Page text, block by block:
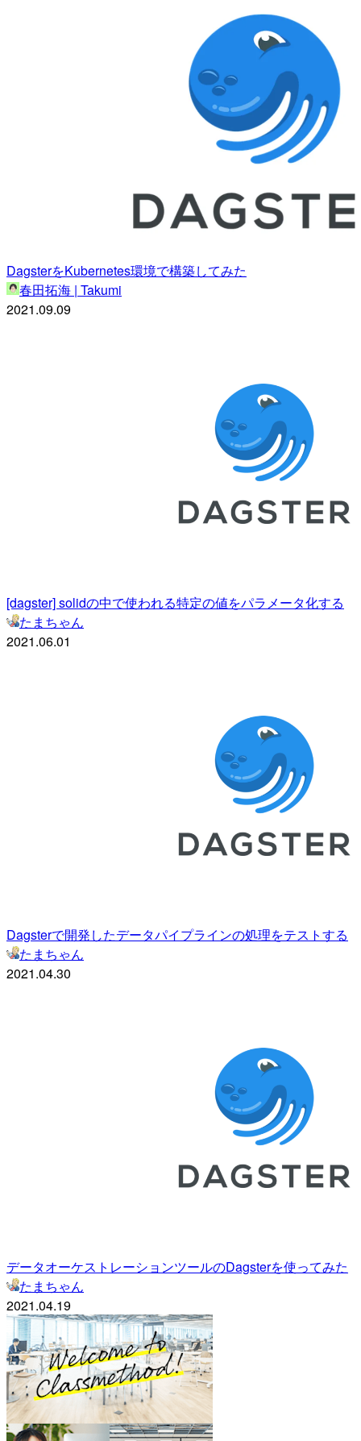
DagsterをKubernetes環境で構築してみた
春田拓海 | Takumi
2021.09.09
[dagster] solidの中で使われる特定の値をパラメータ化する
たまちゃん
2021.06.01
Dagsterで開発したデータパイプラインの処理をテストする
たまちゃん
2021.04.30
データオーケストレーションツールのDagsterを使ってみた
たまちゃん
2021.04.19